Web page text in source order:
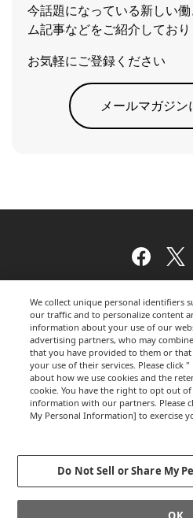
今話題になっている新しい
ム記事などをご紹介しており
お気軽にご登録ください
メールマガジン
ウェブサイトのご利用について
プライバシーポリシー
GLOBALCOPYRIGHT © 2012-2026
We collect unique personal identifiers
our traffic and to personalize content
information about your use of our
advertising partners, who may
that you have provided to them or
your use of their services. Please click "
about how we use cookies and the
cookie. You have the right to opt out
information with our partners. Please
My Personal Information] to exercise
Do Not Sell or Share My